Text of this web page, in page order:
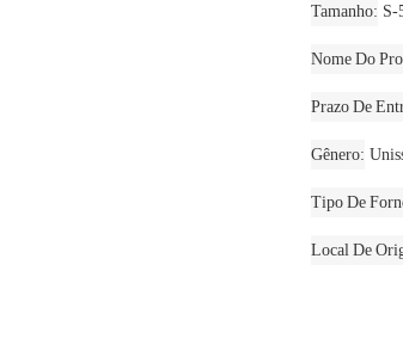
Tamanho S-
Nome Do
Prazo De
Gênero
Tipo De
Local De